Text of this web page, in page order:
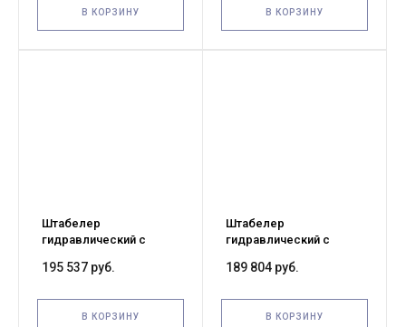
В КОРЗИНУ В КОРЗИНУ
Штабелер
гидравлический с
3,5 м TOR CTD15/35
195 537 руб.
В КОРЗИНУ
Штабелер
гидравлический с
3,0 м TOR CTD15/30
189 804 руб.
В КОРЗИНУ